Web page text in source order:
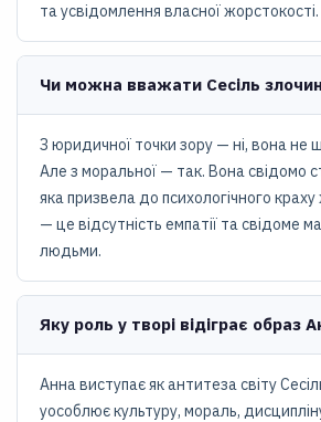
та усвідомлення власної жорстокості.
Чи можна вважати Сесіль
З юридичної точки зору — ні, вона не
Але з моральної — так. Вона свідомо
яка призвела до психологічного краху
— це відсутність емпатії та свідоме
людьми.
Яку роль у творі відіграє образ
Анна виступає як антитеза світу
уособлює культуру, мораль,